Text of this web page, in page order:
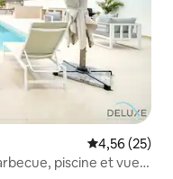
Évaluation
4,56 (25)
piscine et vue